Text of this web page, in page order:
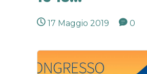
17 Maggio 2019 0